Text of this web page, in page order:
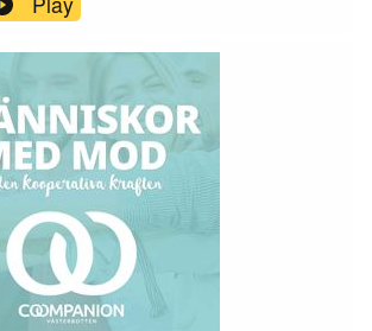
tar vi hjälp av expertpanelen för
fördomar om kooperation. Kanske är
ett bättre ord för att faktiskt fånga den
Gäster är Coompanion
egna Frauke Molander,
och kommunikatör och Jonas
och affärsrådgivare.
är som vanligt Elin Leyonberg.